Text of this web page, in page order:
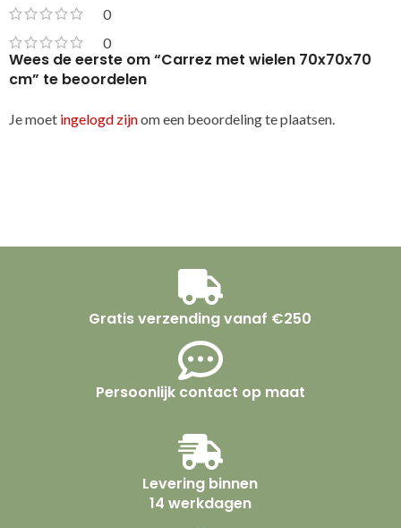
0
0
Wees de eerste om “Carrez met wielen 70x70x70
cm” te beoordelen
Je moet ingelogd zijnom een beoordeling te plaatsen.
Gratis verzending vanaf €250
Persoonlijk contact op maat
Levering binnen
14 werkdagen